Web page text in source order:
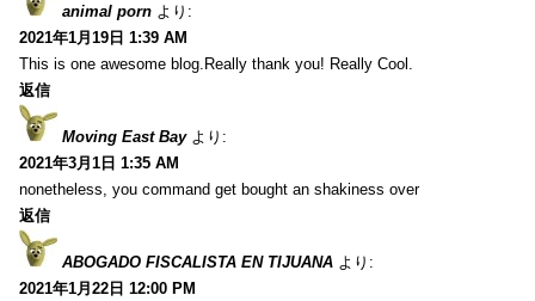
animal porn より:
2021年1月19日 1:39 AM
This is one awesome blog.Really thank you! Really Cool.
返信
Moving East Bay より:
2021年3月1日 1:35 AM
nonetheless, you command get bought an shakiness over
返信
ABOGADO FISCALISTA EN TIJUANA より:
2021年1月22日 12:00 PM